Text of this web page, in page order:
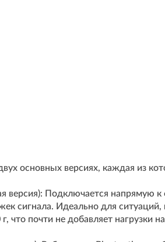
основных версиях, каждая из
версия): Подключается напрямую
сигнала. Идеально для
что почти не добавляет нагрузки